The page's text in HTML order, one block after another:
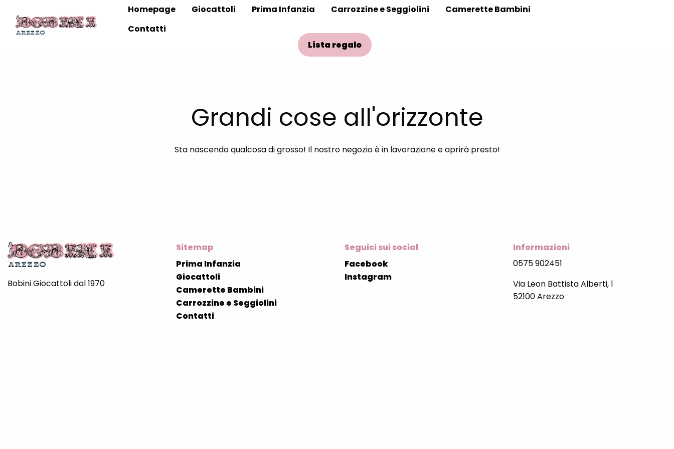
Homepage Giocattoli Prima Infanzia Carrozzine e Seggiolini
Camerette Bambini
Contatti
Lista regalo
Grandi cose all'orizzonte
Sta nascendo qualcosa di grosso! Il nostro negozio è in lavorazione e aprirà presto!
Bobini Giocattoli dal 1970
Sitemap
Prima Infanzia
Giocattoli
Camerette Bambini
Carrozzine e Seggiolini
Contatti
Seguici sui social
Facebook
Instagram
Informazioni
0575 902451
Via Leon Battista Alberti, 1
52100 Arezzo